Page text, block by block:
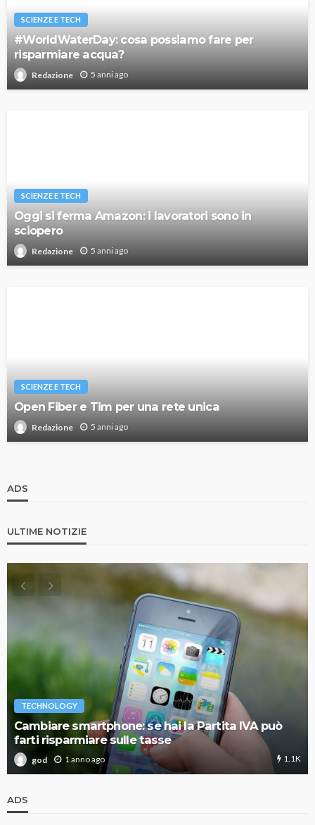
SCIENZE E TECH
#WorldWaterDay: cosa possiamo fare per
risparmiare acqua?
Redazione 5 anni ago
SCIENZE E TECH
Oggi si ferma Amazon: i lavoratori sono in
sciopero
Redazione 5 anni ago
SCIENZE E TECH
Open Fiber e Tim per una rete unica
Redazione 5 anni ago
ADS
ULTIME NOTIZIE
TECHNOLOGY
Cambiare smartphone: se hai la Partita IVA può
farti risparmiare sulle tasse
god 1 anno ago 1.1K
ADS